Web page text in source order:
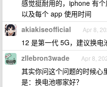
感觉挺耐用的，iphone 有
以及每个 app 使用时间
akiakiseofficial Apr 8,
12 是第一代 5G，建议换电
zllebron3wade Apr 8,
其实你问这个问题的时候心
是：换电池哪家好？